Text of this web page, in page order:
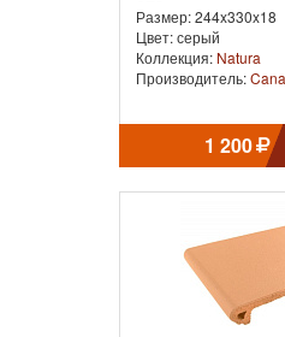
Размер: 244x330x18
Цвет: серый
Коллекция: Natura
Производитель:
1 200